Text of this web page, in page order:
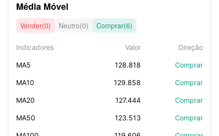
Média Móvel
Vender(0) Neutro(0) Comprar(6)
Indicadores Valor Direção
MA5 128.818 Comprar
MA10 129.858 Comprar
MA20 127.444 Comprar
MA50 123.513 Comprar